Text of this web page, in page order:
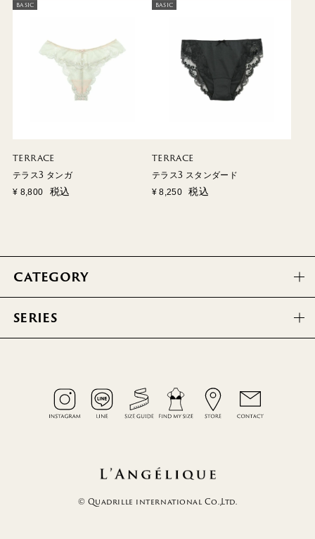
BASIC
TERRACE
テラス3 タンガ
¥ 8,800 税込
BASIC
TERRACE
テラス3 スタンダード
¥ 8,250 税込
CATEGORY
SERIES
© Quadrille international Co.,Ltd.